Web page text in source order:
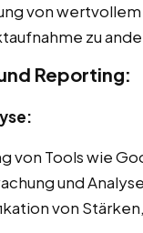
von
zu
Reporting:
von Tools wie
und
von